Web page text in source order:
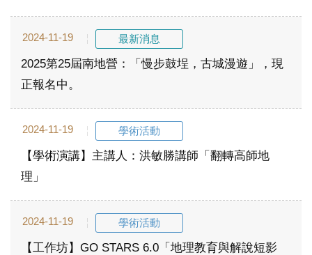
2024-11-19 最新消息
2025第25屆南地營：「慢步鼓埕，古城漫遊」，現
正報名中。
2024-11-19 學術活動
【學術演講】主講人：洪敏勝講師「翻轉高師地
理」
2024-11-19 學術活動
【工作坊】GO STARS 6.0「地理教育與解說短影